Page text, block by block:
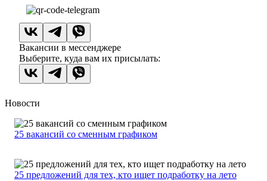
Вакансии в мессенджере
Выберите, куда вам их присылать:
Новости
25 вакансий со сменным графиком
25 предложений для тех, кто ищет подработку на лето